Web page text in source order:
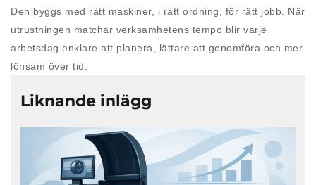
Den byggs med rätt maskiner, i rätt ordning, för rätt jobb. När
utrustningen matchar verksamhetens tempo blir varje
arbetsdag enklare att planera, lättare att genomföra och mer
lönsam över tid.
Liknande inlägg